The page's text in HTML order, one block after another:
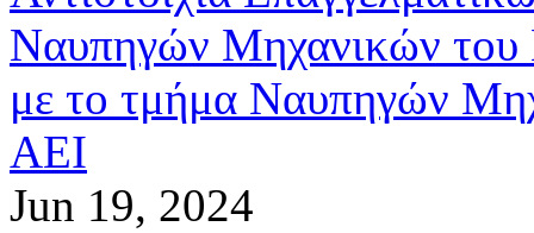
Ναυπηγών Μηχανικών του
με το τμήμα Ναυπηγών
ΑΕΙ
Jun 19, 2024